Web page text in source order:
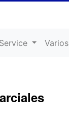
Service Varios